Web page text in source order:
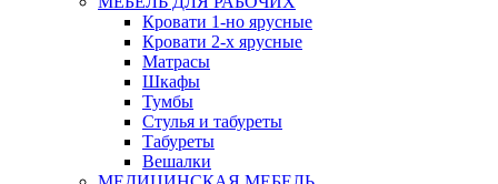
Кровати 1-но ярусные
Кровати 2-х ярусные
Матрасы
Шкафы
Тумбы
Стулья и табуреты
Табуреты
Вешалки